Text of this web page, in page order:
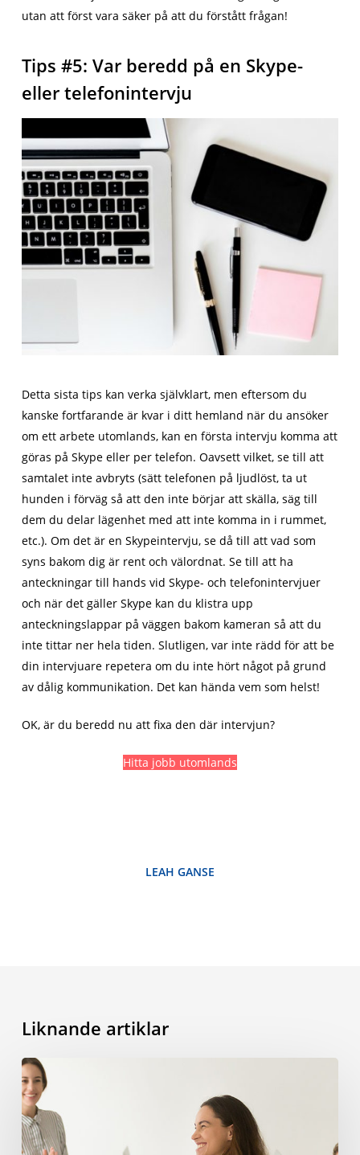
utan att först vara säker på att du förstått frågan!
Tips #5: Var beredd på en Skype-
eller telefonintervju
Detta sista tips kan verka självklart, men eftersom du
kanske fortfarande är kvar i ditt hemland när du ansöker
om ett arbete utomlands, kan en första intervju komma att
göras på Skype eller per telefon. Oavsett vilket, se till att
samtalet inte avbryts (sätt telefonen på ljudlöst, ta ut
hunden i förväg så att den inte börjar att skälla, säg till
dem du delar lägenhet med att inte komma in i rummet,
etc.). Om det är en Skypeintervju, se då till att vad som
syns bakom dig är rent och välordnat. Se till att ha
anteckningar till hands vid Skype- och telefonintervjuer
och när det gäller Skype kan du klistra upp
anteckningslappar på väggen bakom kameran så att du
inte tittar ner hela tiden. Slutligen, var inte rädd för att be
din intervjuare repetera om du inte hört något på grund
av dålig kommunikation. Det kan hända vem som helst!
OK, är du beredd nu att fixa den där intervjun?
Hitta jobb utomlands
LEAH GANSE
Liknande artiklar
Hur
att
studera
utomlands
kan